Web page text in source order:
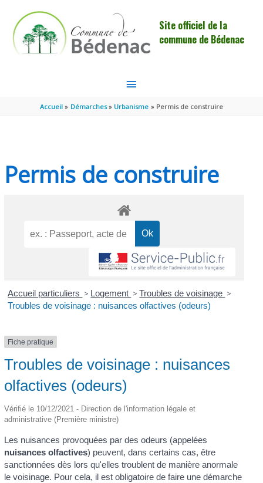
Site officiel de la
commune de Bédenac
MENU
PRINCIPAL
Accueil Démarches Urbanisme Permis de construire
Permis de construire
Accueil particuliers > Logement > Troubles de voisinage >
Troubles de voisinage : nuisances olfactives (odeurs)
Fiche pratique
Troubles de voisinage : nuisances
olfactives (odeurs)
Vérifié le 10/12/2021 - Direction de l'information légale et
administrative (Première ministre)
Les nuisances provoquées par des odeurs (appelées
nuisances olfactives) peuvent, dans certains cas, être
sanctionnées dès lors qu'elles troublent de manière anormale
le voisinage. Pour cela, il est obligatoire de faire une démarche